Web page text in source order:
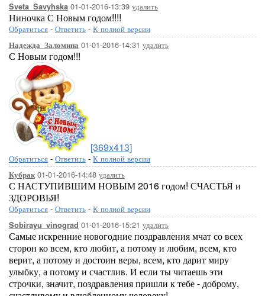
Sveta_Savyhska 01-01-2016-13:39 удалить
Ниночка С Новым годом!!!!
Обратиться - Ответить - К полной версии
Надежда_Заломина 01-01-2016-14:31 удалить
С Новым годом!!!
[369x413]
Обратиться - Ответить - К полной версии
Кубрак01-01-2016-14:48 удалить
С НАСТУПИВШИМ НОВЫМ 2016 годом! СЧАСТЬЯ и
ЗДОРОВЬЯ!
Обратиться - Ответить - К полной версии
Sobirayu_vinograd 01-01-2016-15:21 удалить
Самые искренние новогодние поздравления мчат со всех
сторон ко всем, кто любит, а потому и любим, всем, кто
верит, а потому и достоин веры, всем, кто дарит миру
улыбку, а потому и счастлив. И если ты читаешь эти
строчки, значит, поздравления пришли к тебе - доброму,